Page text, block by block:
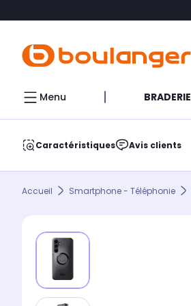
Menu BRADERIE
Caractéristiques Avis clients
Accueil Smartphone - Téléphonie